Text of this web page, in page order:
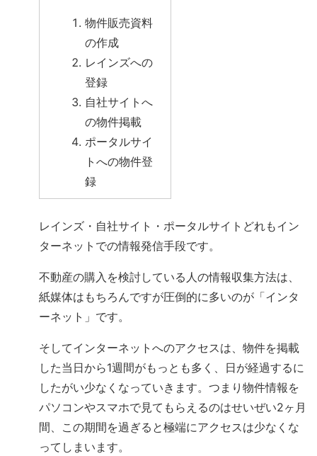
物件販売資料
の作成
レインズへの
登録
自社サイトへ
の物件掲載
ポータルサイ
トへの物件登
録
レインズ・自社サイト・ポータルサイトどれもイン
ターネットでの情報発信手段です。
不動産の購入を検討している人の情報収集方法は、
紙媒体はもちろんですが圧倒的に多いのが「インタ
ーネット」です。
そしてインターネットへのアクセスは、物件を掲載
した当日から1週間がもっとも多く、日が経過するに
したがい少なくなっていきます。つまり物件情報を
パソコンやスマホで見てもらえるのはせいぜい2ヶ月
間、この期間を過ぎると極端にアクセスは少なくな
ってしまいます。